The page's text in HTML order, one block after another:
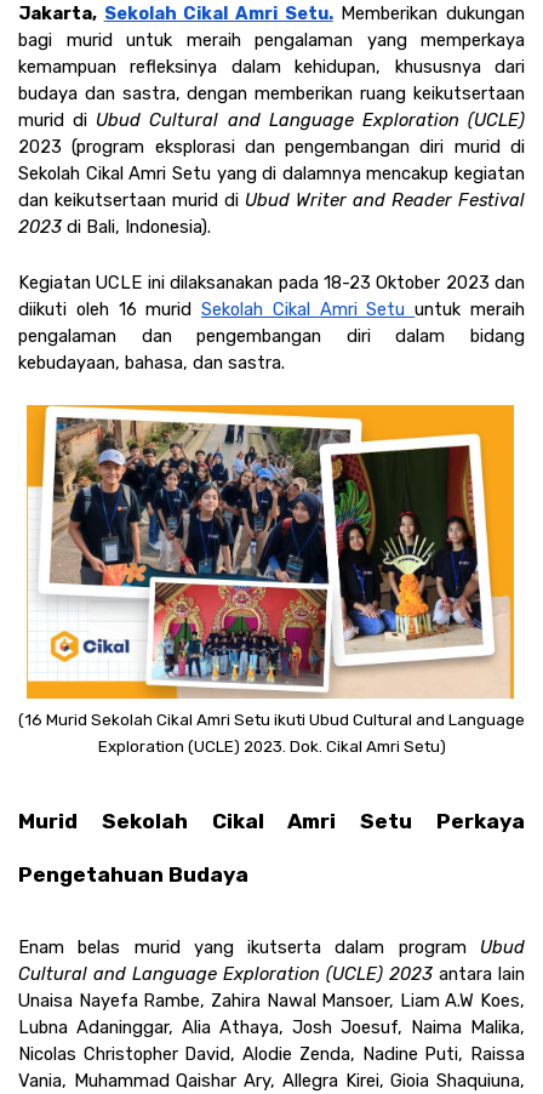
Jakarta, Sekolah Cikal Amri Setu. Memberikan dukungan
bagi murid untuk meraih pengalaman yang memperkaya
kemampuan refleksinya dalam kehidupan, khususnya dari
budaya dan sastra, dengan memberikan ruang keikutsertaan
murid di
2023 (program eksplorasi dan pengembangan diri murid di
Sekolah Cikal Amri Setu yang di dalamnya mencakup kegiatan
dan keikutsertaan murid di Ubud Writer and Reader Festival
2023 di Bali, Indonesia).
Kegiatan UCLE ini dilaksanakan pada 18-23 Oktober 2023 dan
diikuti oleh 16 murid Sekolah Cikal Amri Setu untuk meraih
pengalaman dan pengembangan diri dalam bidang
kebudayaan, bahasa, dan sastra.
(16 Murid Sekolah Cikal Amri Setu ikuti Ubud Cultural and Language
Exploration (UCLE) 2023. Dok. Cikal Amri Setu)
Murid Sekolah Cikal Amri Setu Perkaya
Pengetahuan Budaya
Enam belas murid yang ikutserta dalam program Ubud
Cultural and Language Exploration (UCLE) 2023 antara lain
Unaisa Nayefa Rambe, Zahira Nawal Mansoer, Liam A.W Koes,
Lubna Adaninggar, Alia Athaya, Josh Joesuf, Naima Malika,
Nicolas Christopher David, Alodie Zenda, Nadine Puti, Raissa
Vania, Muhammad Qaishar Ary, Allegra Kirei, Gioia Shaquiuna,